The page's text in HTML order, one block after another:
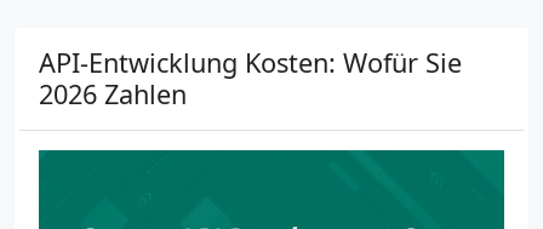
API-Entwicklung Kosten: Wofür Sie
2026 Zahlen